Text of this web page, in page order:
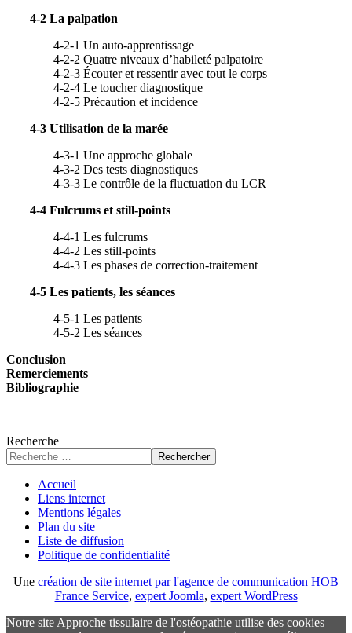
4-2 La palpation
4-2-1 Un auto-apprentissage
4-2-2 Quatre niveaux d’habileté palpatoire
4-2-3 Écouter et ressentir avec tout le corps
4-2-4 Le toucher diagnostique
4-2-5 Précaution et incidence
4-3 Utilisation de la marée
4-3-1 Une approche globale
4-3-2 Des tests diagnostiques
4-3-3 Le contrôle de la fluctuation du LCR
4-4 Fulcrums et still-points
4-4-1 Les fulcrums
4-4-2 Les still-points
4-4-3 Les phases de correction-traitement
4-5 Les patients, les séances
4-5-1 Les patients
4-5-2 Les séances
Conclusion
Remerciements
Bibliographie
Recherche
Rechercher
Accueil
Liens internet
Mentions légales
Plan du site
Liste de diffusion
Politique de confidentialité
Une création de site internet par l'agence de communication HOB
France Service, expert Joomla, expert WordPress
Notre site Approche tissulaire de l'ostéopathie utilise des cookies